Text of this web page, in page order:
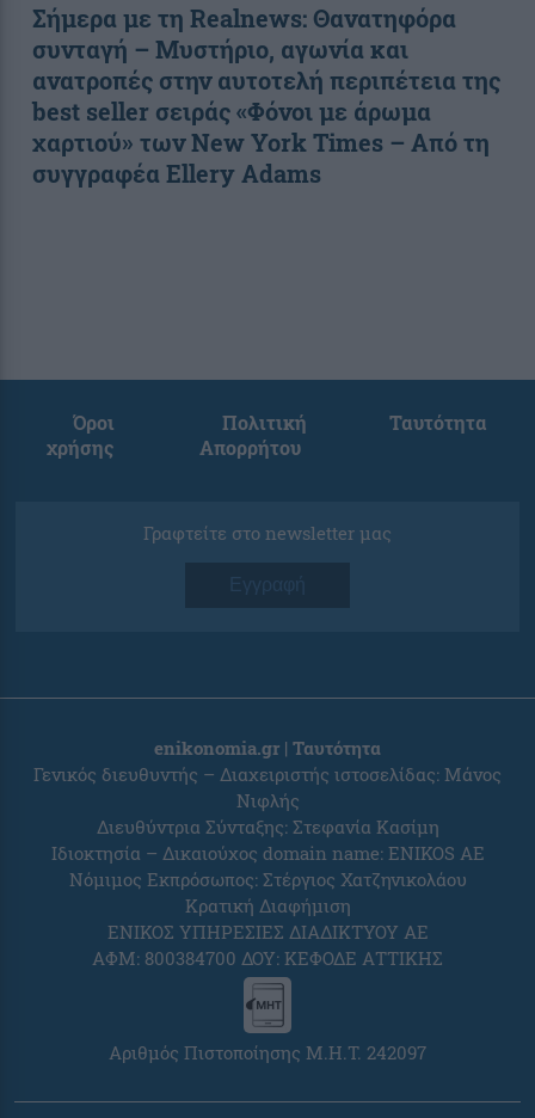
Σήμερα με τη Realnews: Θανατηφόρα
συνταγή – Μυστήριο, αγωνία και
ανατροπές στην αυτοτελή περιπέτεια της
best seller σειράς «Φόνοι με άρωμα
χαρτιού» των New York Times – Από τη
συγγραφέα Ellery Adams
Όροι
χρήσης
Πολιτική
Απορρήτου
Ταυτότητα
Γραφτείτε στο newsletter μας
Εγγραφή
enikonomia.gr | Ταυτότητα
Γενικός διευθυντής – Διαχειριστής ιστοσελίδας: Μάνος
Νιφλής
Διευθύντρια Σύνταξης: Στεφανία Κασίμη
Ιδιοκτησία – Δικαιούχος domain name: ENIKOS AE
Νόμιμος Εκπρόσωπος: Στέργιος Χατζηνικολάου
Κρατική Διαφήμιση
ΕΝΙΚΟΣ ΥΠΗΡΕΣΙΕΣ ΔΙΑΔΙΚΤΥΟΥ ΑΕ
ΑΦΜ: 800384700 ΔΟΥ: ΚΕΦΟΔΕ ΑΤΤΙΚΗΣ
Αριθμός Πιστοποίησης Μ.Η.Τ. 242097